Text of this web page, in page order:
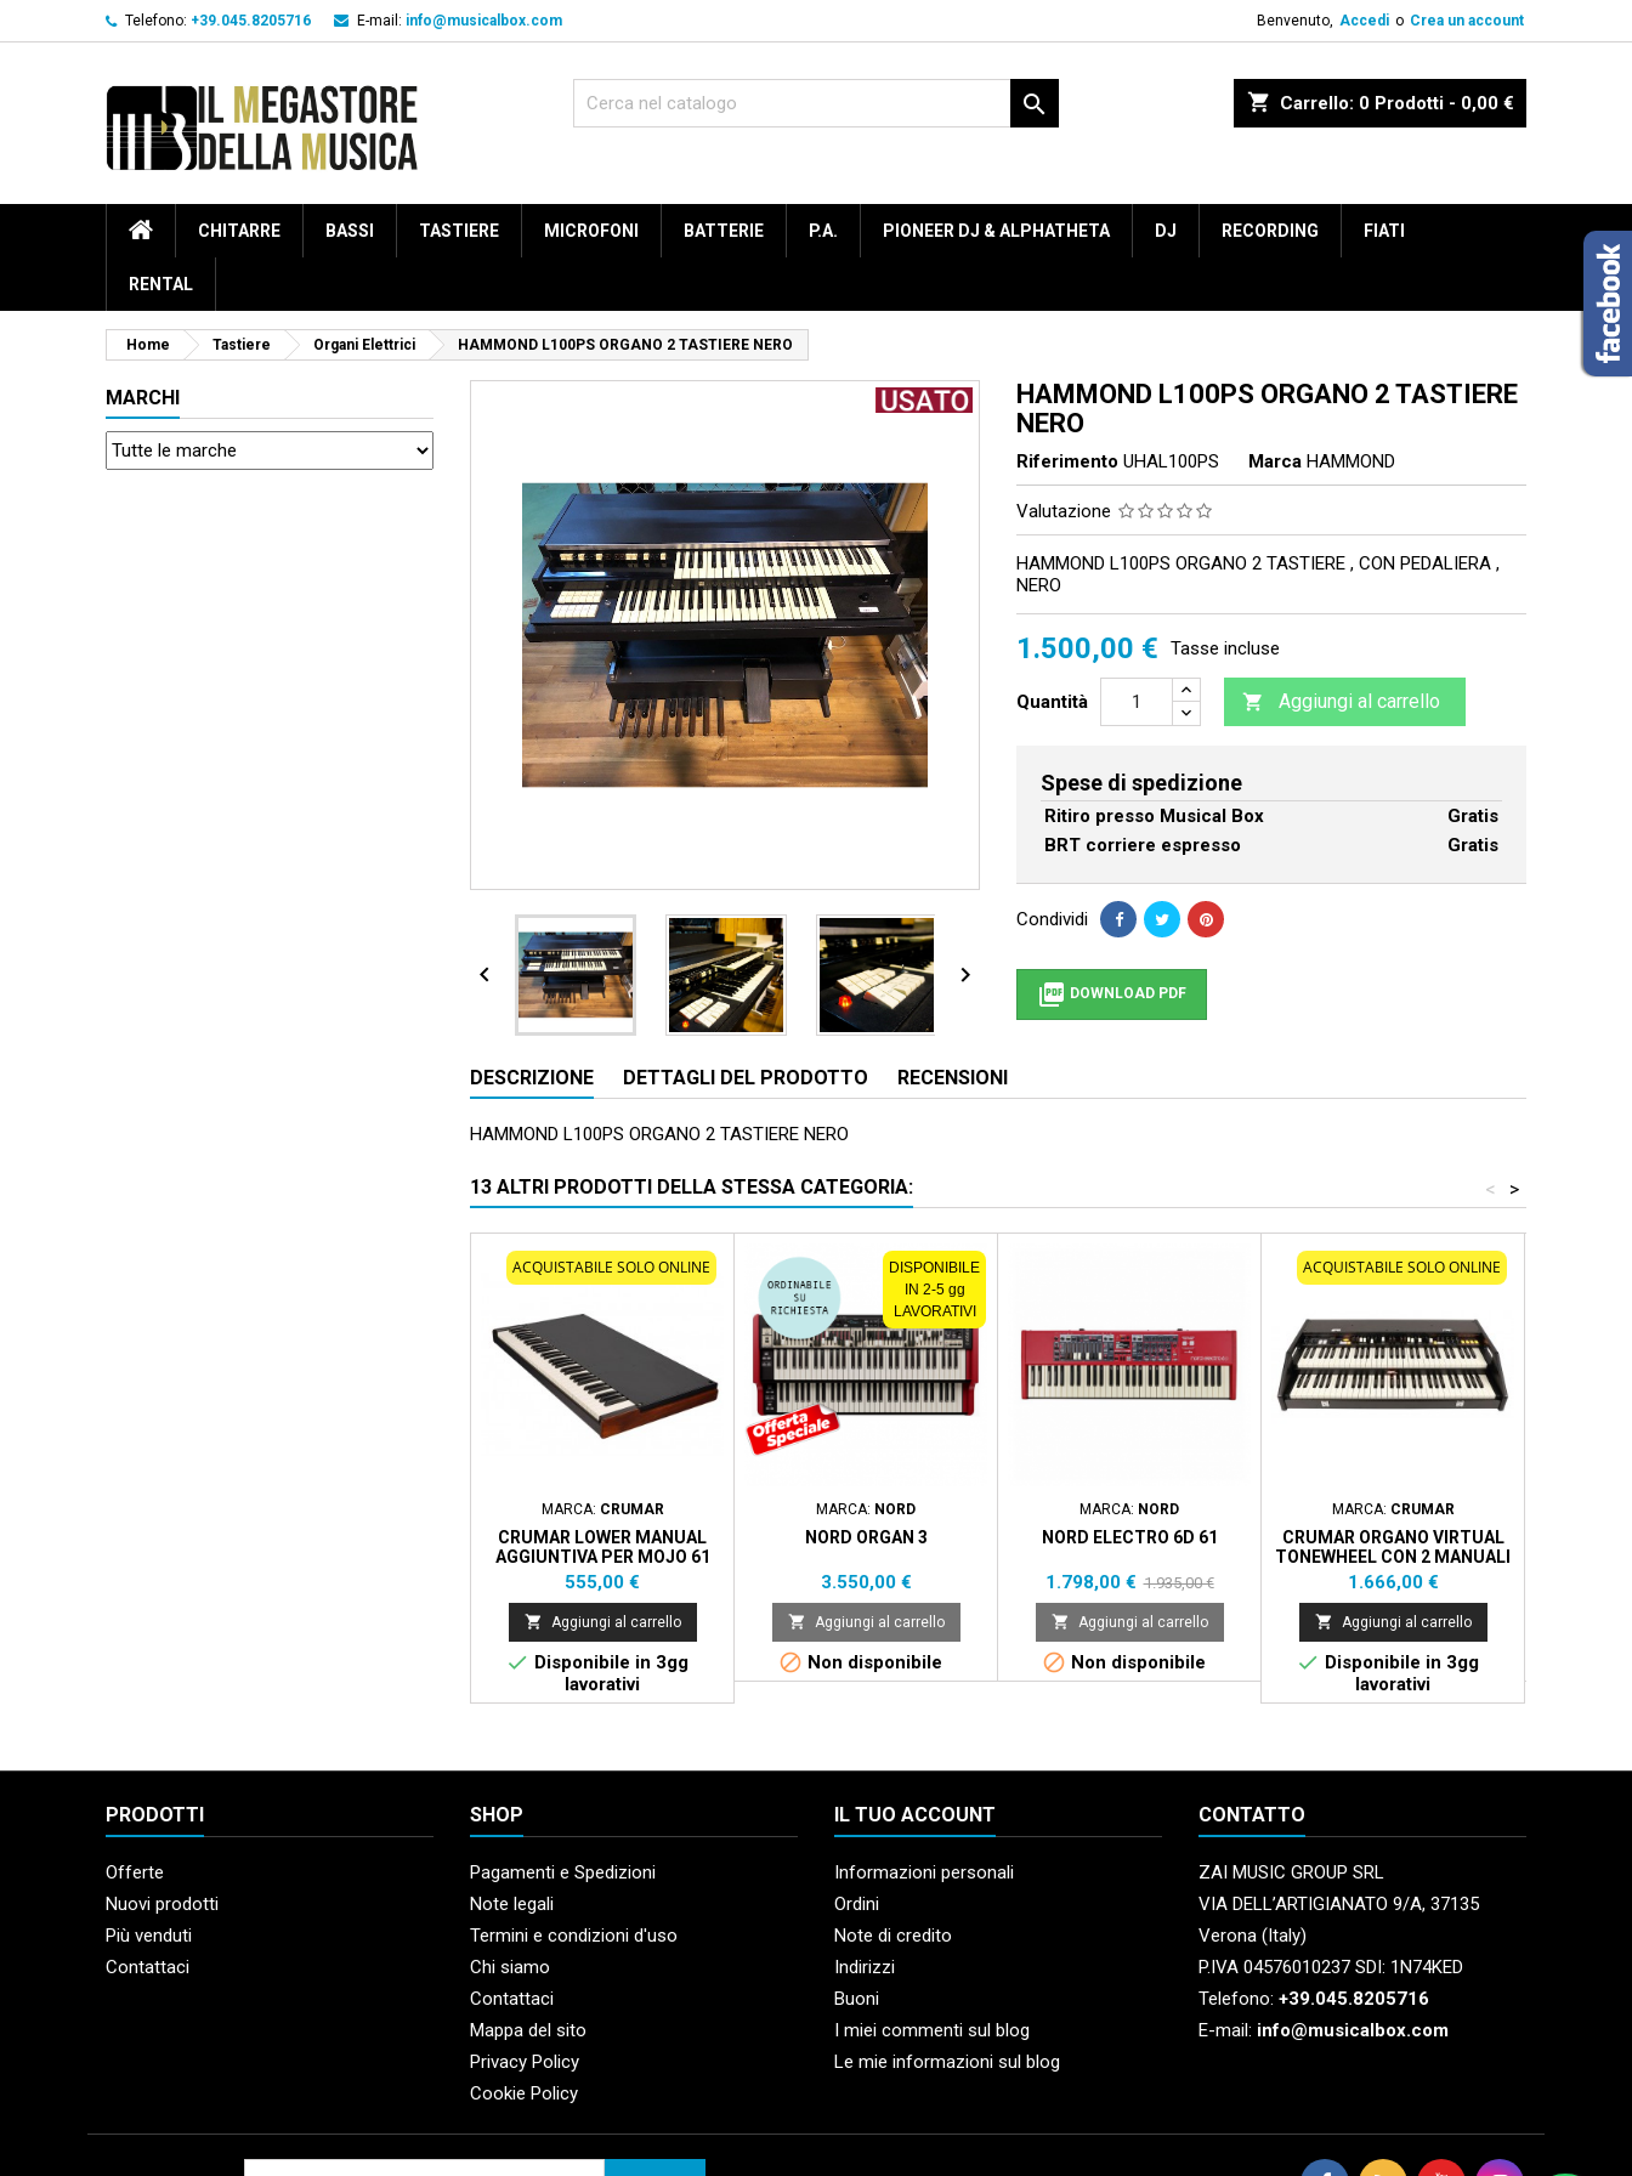
Telefono: +39.045.8205716 E-mail: info@musicalbox.com Benvenuto, Accedi o Crea un account
shopping_cart Carrello: 0 Prodotti - 0,00 €

CHITARRE BASSI TASTIERE MICROFONI BATTERIE P.A. PIONEER DJ & ALPHATHETA DJ RECORDING FIATI
RENTAL
Home Tastiere Organi Elettrici HAMMOND L100PS ORGANO 2 TASTIERE NERO
MARCHI
 
HAMMOND L100PS ORGANO 2 TASTIERE
NERO
Riferimento UHAL100PS Marca HAMMOND
Valutazione
HAMMOND L100PS ORGANO 2 TASTIERE , CON PEDALIERA ,
NERO
1.500,00 € Tasse incluse
Quantità  Aggiungi al carrello
Spese di spedizione
Ritiro presso Musical Box
Gratis
BRT corriere espresso
Gratis
Condividi
 DOWNLOAD PDF
DESCRIZIONE DETTAGLI DEL PRODOTTO RECENSIONI
HAMMOND L100PS ORGANO 2 TASTIERE NERO
13 ALTRI PRODOTTI DELLA STESSA CATEGORIA: >
<
ACQUISTABILE SOLO ONLINE
MARCA: CRUMAR
CRUMAR LOWER MANUAL
AGGIUNTIVA PER MOJO 61
CON 61 TASTI
Prezzo
555,00 €
 Aggiungi al carrello
 Disponibile in 3gg
lavorativi
Solo online
DISPONIBILE
IN 2-5 gg
LAVORATIVI
MARCA: NORD
NORD ORGAN 3
Prezzo
3.550,00 €
 Aggiungi al carrello
 Non disponibile
MARCA: NORD
NORD ELECTRO 6D 61
Prezzo
1.798,00 € Prezzo
base
1.935,00 €
 Aggiungi al carrello
 Non disponibile
ACQUISTABILE SOLO ONLINE
MARCA: CRUMAR
CRUMAR ORGANO VIRTUAL
TONEWHEEL CON 2 MANUALI
A 61 TASTI. 9+2+9 DRAWBAR,
SOFTWARE GSI VB3.2
VERSIONE SUITCASE
Prezzo
1.666,00 €
 Aggiungi al carrello
 Disponibile in 3gg
lavorativi
PRODOTTI
Offerte
Nuovi prodotti
Più venduti
Contattaci
SHOP
Pagamenti e Spedizioni
Note legali
Termini e condizioni d'uso
Chi siamo
Contattaci
Mappa del sito
Privacy Policy
Cookie Policy
IL TUO ACCOUNT
Informazioni personali
Ordini
Note di credito
Indirizzi
Buoni
I miei commenti sul blog
Le mie informazioni sul blog
CONTATTO
ZAI MUSIC GROUP SRL
VIA DELL’ARTIGIANATO 9/A, 37135
Verona (Italy)
P.IVA 04576010237 SDI: 1N74KED
Telefono: +39.045.8205716
E-mail: info@musicalbox.com